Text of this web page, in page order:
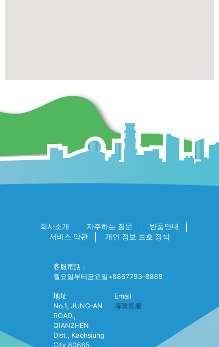
회사소개 자주하는 질문
반품안내
서비스 약관
개인 정보 보호 정책
客服電話：
월요일부터금요일+8867793-8888
地址
No.1, JUNG-AN
ROAD.,
QIANZHEN
Dist., Kaohsiung
City 80665,
Email
聯繫客服